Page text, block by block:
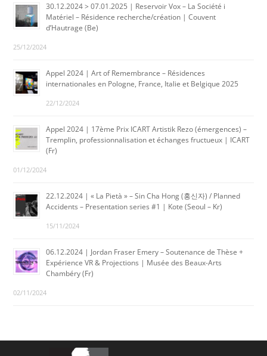
30.12.2024 > 07.01.2025 | Reservoir Vox – La Société i
Matériel – Résidence recherche/création | Couvent
d’Hautrage (Be)
25/12/2024
Appel 2024 | Art of Remembrance – Résidences
internationales en Pologne, France, Italie et Belgique 2025
22/12/2024
Appel 2024 | 17ème Prix ICART Artistik Rezo (émergences) –
Tremplin, professionnalisation et échanges fructueux | ICART
(Fr)
01/12/2024
22.12.2024 | « La Pietà » – Sin Cha Hong (홍신자) / Planned
Accidents – Presentation series #1 | Kote (Seoul – Kr)
15/11/2024
06.12.2024 | Jordan Fraser Emery – Soutenance de Thèse +
Expérience VR & Projections | Musée des Beaux-Arts
Chambéry (Fr)
02/11/2024